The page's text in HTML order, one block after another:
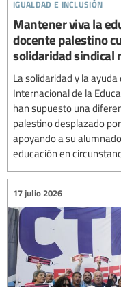
Mantener viva la
docente palestino
solidaridad sindical
La solidaridad y la
Internacional de la
han supuesto una
palestino desplazado
apoyando a su
educación en
17 julio 2026